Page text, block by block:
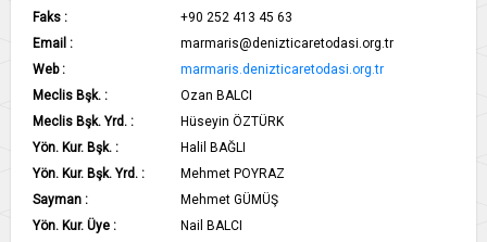
Faks :
+90 252 413 45 63
Email :
marmaris@denizticaretodasi.org.tr
Web :
marmaris.denizticaretodasi.org.tr
Meclis Bşk. :
Ozan BALCI
Meclis Bşk. Yrd. :
Hüseyin ÖZTÜRK
Yön. Kur. Bşk. :
Halil BAĞLI
Yön. Kur. Bşk. Yrd. :
Mehmet POYRAZ
Sayman :
Mehmet GÜMÜŞ
Yön. Kur. Üye :
Nail BALCI